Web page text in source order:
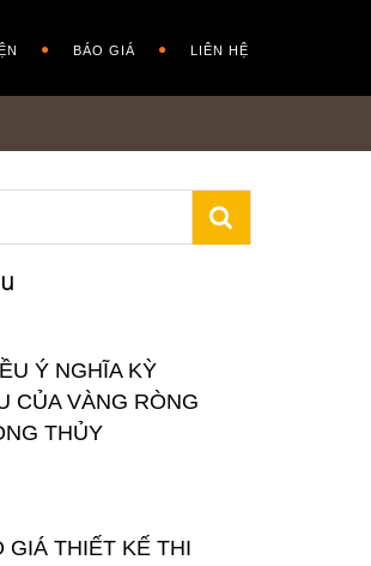
BÁO GIÁ LIÊN HỆ
Ý NGHĨA KỲ
CỦA VÀNG RÒNG
THỦY
GIÁ THIẾT KẾ THI